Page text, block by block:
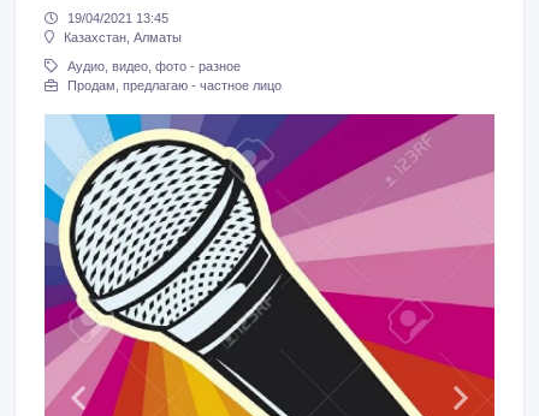
19/04/2021 13:45
Казахстан, Алматы
Аудио, видео, фото - разное
Продам, предлагаю - частное лицо